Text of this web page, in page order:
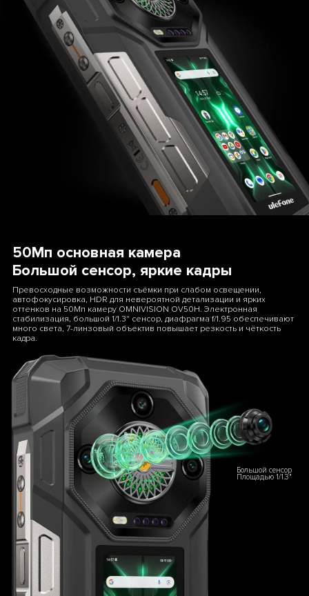
50Мп основная камера
Большой сенсор, яркие кадры
Превосходные возможности съёмки при слабом освещении,
автофокусировка, HDR для невероятной детализации и ярких
оттенков на 50Мп камеру OMNIVISION OV50H. Электронная
стабилизация, большой 1/1.3" сенсор, диафрагма f/1.95 обеспечивают
много света, 7-линзовый объектив повышает резкость и чёткость
кадра.
Большой сенсор
Площадью 1/1.3"